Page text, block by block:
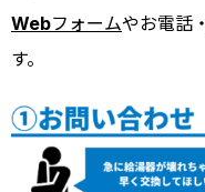
Webフォームやお電話・
す。